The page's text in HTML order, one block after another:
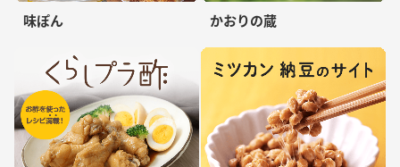
味ぽん かおりの蔵